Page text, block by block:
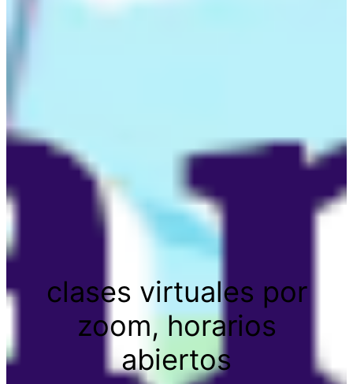
clases virtuales por
zoom, horarios
abiertos